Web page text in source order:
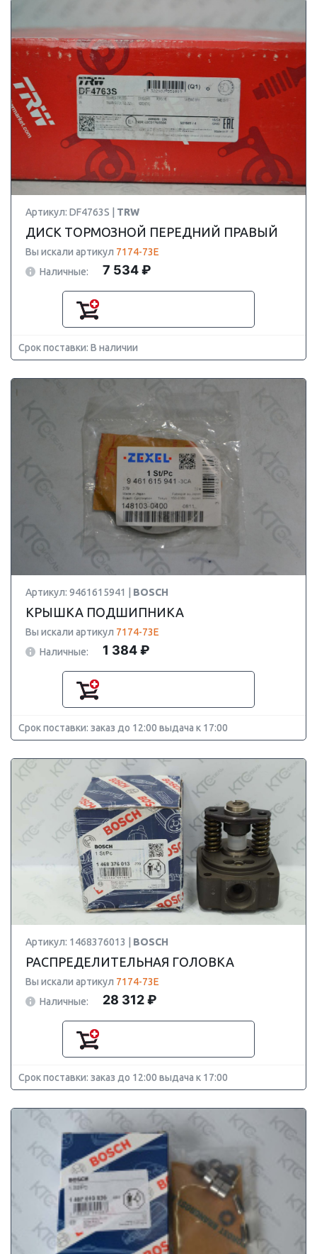
Артикул: DF4763S | TRW
ДИСК ТОРМОЗНОЙ ПЕРЕДНИЙ ПРАВЫЙ
Вы искали артикул 7174-73E
Наличные:
7 534 ₽
Срок поставки: В наличии
Артикул: 9461615941 | BOSCH
КРЫШКА ПОДШИПНИКА
Вы искали артикул 7174-73E
Наличные:
1 384 ₽
Срок поставки: заказ до 12:00 выдача к 17:00
Артикул: 1468376013 | BOSCH
РАСПРЕДЕЛИТЕЛЬНАЯ ГОЛОВКА
Вы искали артикул 7174-73E
Наличные:
28 312 ₽
Срок поставки: заказ до 12:00 выдача к 17:00